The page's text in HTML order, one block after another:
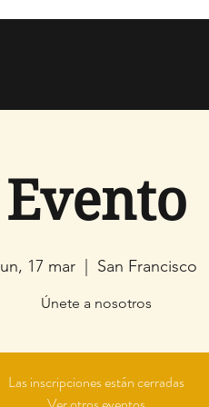
Evento
lun, 17 mar
  |
San Francisco
Únete a nosotros
Las inscripciones están cerradas